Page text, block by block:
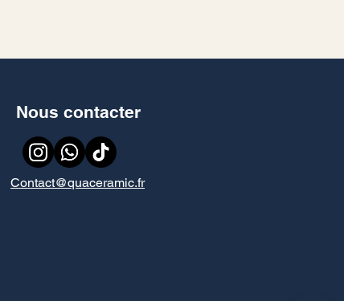
Nous contacter
Contact@quaceramic.fr